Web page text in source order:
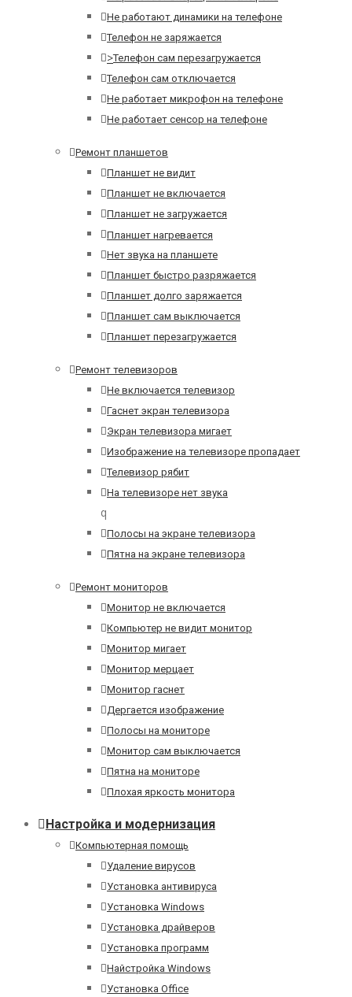
Не работают динамики на телефоне
Телефон не заряжается
>Телефон сам перезагружается
Телефон сам отключается
Не работает микрофон на телефоне
Не работает сенсор на телефоне
Ремонт планшетов
Планшет не видит
Планшет не включается
Планшет не загружается
Планшет нагревается
Нет звука на планшете
Планшет быстро разряжается
Планшет долго заряжается
Планшет сам выключается
Планшет перезагружается
Ремонт телевизоров
Не включается телевизор
Гаснет экран телевизора
Экран телевизора мигает
Изображение на телевизоре пропадает
Телевизор рябит
На телевизоре нет звука
q
Полосы на экране телевизора
Пятна на экране телевизора
Ремонт мониторов
Монитор не включается
Компьютер не видит монитор
Монитор мигает
Монитор мерцает
Монитор гаснет
Дергается изображение
Полосы на мониторе
Монитор сам выключается
Пятна на мониторе
Плохая яркость монитора
Настройка и модернизация
Компьютерная помощь
Удаление вирусов
Установка антивируса
Установка Windows
Установка драйверов
Установка программ
Найстройка Windows
Установка Office